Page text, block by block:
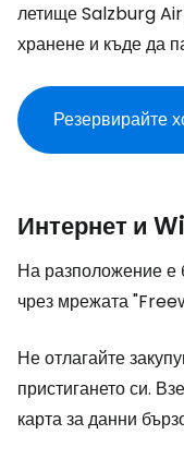
летище Salzburg
хранене и къде да
Резервирайте
Интернет и
На разположение е
чрез мрежата
Не отлагайте
пристигането си.
карта за данни